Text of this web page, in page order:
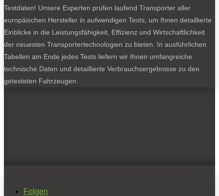
Testdaten! Unsere Experten prüfen laufend Transporter aller
europäischen Hersteller in aufwendigen Tests, um Ihnen detaillierte
Einblicke in die Leistungsfähigkeit, Effizienz und Wirtschaftlichkeit
der neuesten Transportertechnologien zu bieten. In ausführlichen
Tabellen am Ende jedes Tests liefern wir Ihnen umfangreiche
technische Daten und detaillierte Verbrauchsergebnisse zu den
getesteten Fahrzeugen.
Folgen